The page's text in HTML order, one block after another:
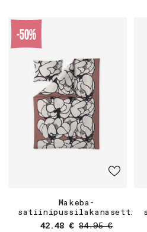
Makeba-
satiinipussilakanasetti
Myyntihinta
42.48 € Normaalihinta
84.95 €
-50%